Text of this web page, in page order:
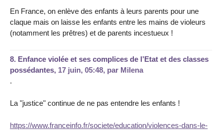
En France, on enlève des enfants à leurs parents pour une
claque mais on laisse les enfants entre les mains de violeurs
(notamment les prêtres) et de parents incestueux !
8. Enfance violée et ses complices de l’Etat et des classes
possédantes, 17 juin, 05:48, par Milena
.
La "justice" continue de ne pas entendre les enfants !
https://www.franceinfo.fr/societe/education/violences-dans-le-